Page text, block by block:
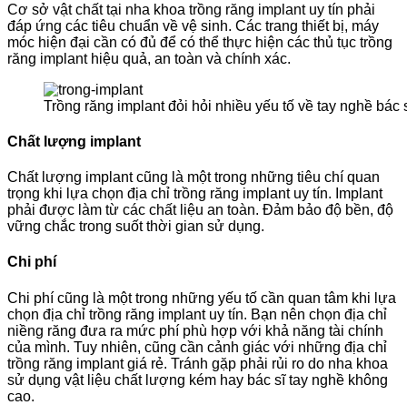
Cơ sở vật chất tại nha khoa trồng răng implant uy tín phải
đáp ứng các tiêu chuẩn về vệ sinh. Các trang thiết bị, máy
móc hiện đại cần có đủ để có thể thực hiện các thủ tục trồng
răng implant hiệu quả, an toàn và chính xác.
Trồng răng implant đỏi hỏi nhiều yếu tố về tay nghề
Chất lượng implant
Chất lượng implant cũng là một trong những tiêu chí quan
trọng khi lựa chọn địa chỉ trồng răng implant uy tín. Implant
phải được làm từ các chất liệu an toàn. Đảm bảo độ bền, độ
vững chắc trong suốt thời gian sử dụng.
Chi phí
Chi phí cũng là một trong những yếu tố cần quan tâm khi lựa
chọn địa chỉ trồng răng implant uy tín. Bạn nên chọn địa chỉ
niềng răng đưa ra mức phí phù hợp với khả năng tài chính
của mình. Tuy nhiên, cũng cần cảnh giác với những địa chỉ
trồng răng implant giá rẻ. Tránh gặp phải rủi ro do nha khoa
sử dụng vật liệu chất lượng kém hay bác sĩ tay nghề không
cao.